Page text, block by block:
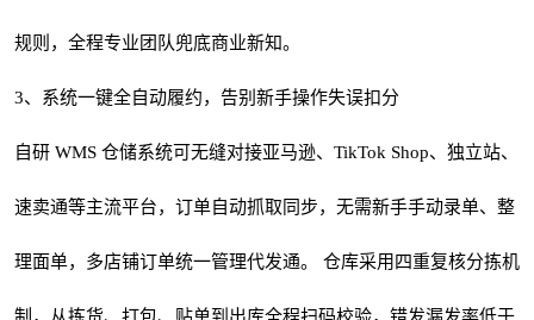
规则，全程专业团队兜底商业新知。
3、系统一键全自动履约，告别新手操作失误扣分
自研 WMS 仓储系统可无缝对接亚马逊、TikTok Shop、独立站、
速卖通等主流平台，订单自动抓取同步，无需新手手动录单、整
理面单，多店铺订单统一管理代发通。 仓库采用四重复核分拣机